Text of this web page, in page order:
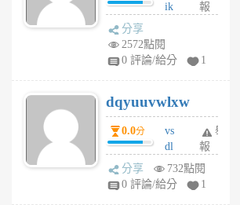
ik
tu
6
個
月
前
報
分享
2572點閱
0 評論/給分
1
dqyuuvwlxw
0.0分
vs
dl
sq
fy
舉
報
分享
732點閱
0 評論/給分
1